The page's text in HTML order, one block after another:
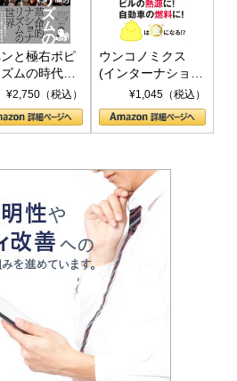
と極右ポピ
ムの時代：
ヌス〉の二つ
¥2,750（税込）
ウンコノミクス
(インターナショナ
ル新書)¥1,045（税込）